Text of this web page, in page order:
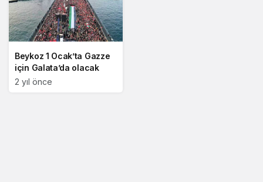
Beykoz 1 Ocak’ta Gazze
için Galata’da olacak
2 yıl önce